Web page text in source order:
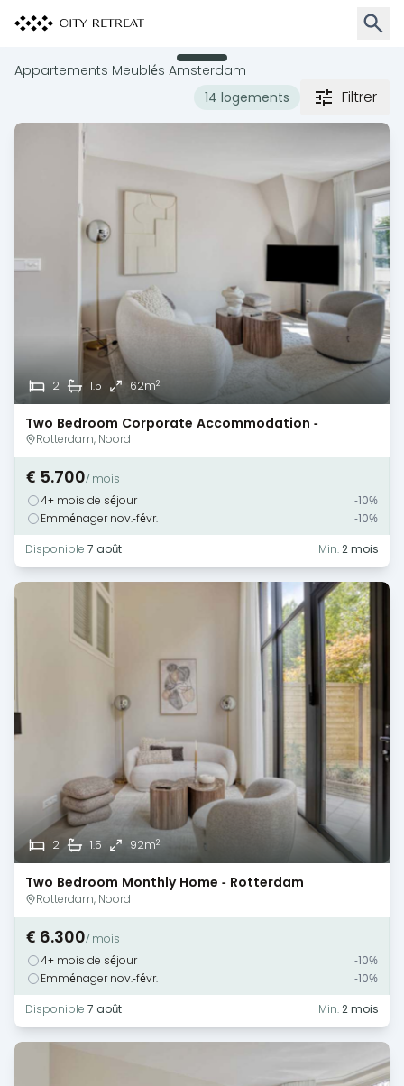
Appartements Meublés Amsterdam
14 logements
Filtrer
2 1.5 62m2
Two Bedroom Corporate Accommodation -
Rotterdam
Rotterdam, Noord
€ 5.700/ mois
4+ mois de séjour
-10%
Emménager nov.-févr.
-10%
Disponible 7 août Min.2 mois
2 1.5 92m2
Two Bedroom Monthly Home - Rotterdam
Rotterdam, Noord
€ 6.300/ mois
4+ mois de séjour
-10%
Emménager nov.-févr.
-10%
Disponible 7 août Min.2 mois